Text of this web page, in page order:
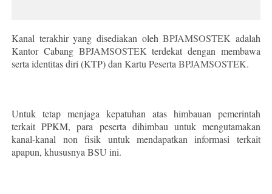
Kanal terakhir yang disediakan olehBPJAMSOSTEK adalah
Kantor Cabang BPJAMSOSTEK terdekat dengan membawa
serta identitas diri (KTP) dan Kartu PesertaBPJAMSOSTEK.
Untuk tetap menjaga kepatuhan atas himbauan pemerintah
terkait PPKM, para peserta dihimbau untuk mengutamakan
kanal-kanal non fisik untuk mendapatkan informasi terkait
apapun, khususnya BSU ini.